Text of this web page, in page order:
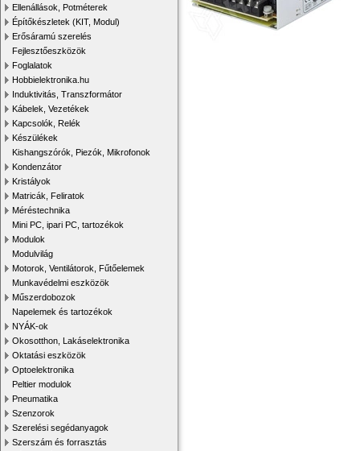
Ellenállások, Potméterek
Építőkészletek (KIT, Modul)
Erősáramú szerelés
Fejlesztőeszközök
Foglalatok
Hobbielektronika.hu
Induktivitás, Transzformátor
Kábelek, Vezetékek
Kapcsolók, Relék
Készülékek
Kishangszórók, Piezók, Mikrofonok
Kondenzátor
Kristályok
Matricák, Feliratok
Méréstechnika
Mini PC, ipari PC, tartozékok
Modulok
Modulvilág
Motorok, Ventilátorok, Fűtőelemek
Munkavédelmi eszközök
Műszerdobozok
Napelemek és tartozékok
NYÁK-ok
Okosotthon, Lakáselektronika
Oktatási eszközök
Optoelektronika
Peltier modulok
Pneumatika
Szenzorok
Szerelési segédanyagok
Szerszám és forrasztás